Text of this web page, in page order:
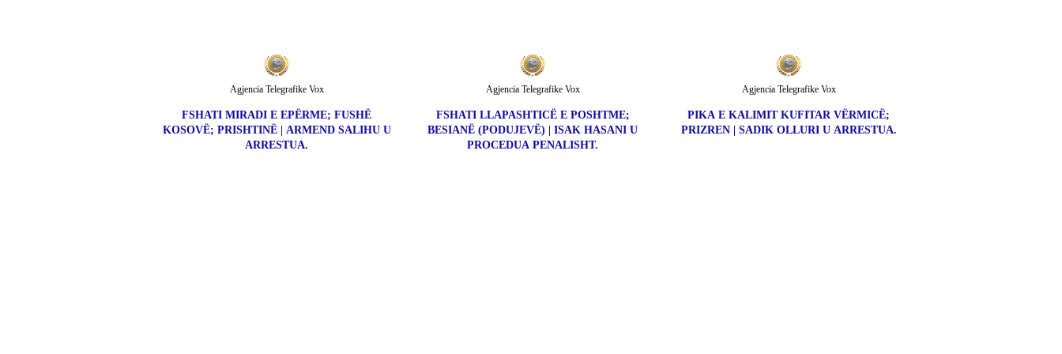
FSHATI MIRADI E EPËRME; FUSHË
KOSOVË; PRISHTINË | ARMEND SALIHU U
ARRESTUA.
Agjencia Telegrafike Vox
FSHATI LLAPASHTICË E POSHTME;
BESIANË (PODUJEVË) | ISAK HASANI U
PROCEDUA PENALISHT.
Agjencia Telegrafike Vox
PIKA E KALIMIT KUFITAR VËRMICË;
PRIZREN | SADIK OLLURI U ARRESTUA.
Agjencia Telegrafike Vox